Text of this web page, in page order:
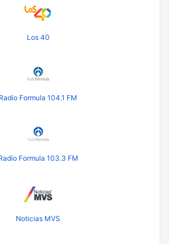
Los 40
Radio Formula 104.1 FM
Formula 103.3 FM
Noticias MVS